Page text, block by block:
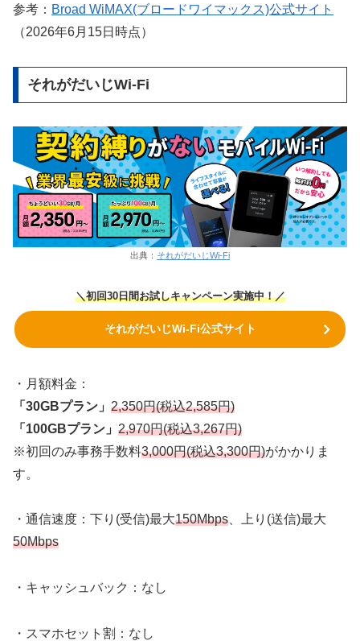
参考： Broad WiMAX(ブロードワイマックス)公式サイト
（2026年6月15日時点）
それがだいじWi-Fi
出典： それがだいじWi-Fi
＼初回30日間お試しキャンペーン実施中！／
それがだいじWi-Fi公式サイト
・月額料金：
「30GBプラン」 2,350円(税込2,585円)
「100GBプラン」 2,970円(税込3,267円)
※初回のみ事務手数料3,000円(税込3,300円)がかかりま
す。
・通信速度：下り(受信)最大150Mbps 、上り(送信)最大
50Mbps
・キャッシュバック：なし
・スマホセット割：なし